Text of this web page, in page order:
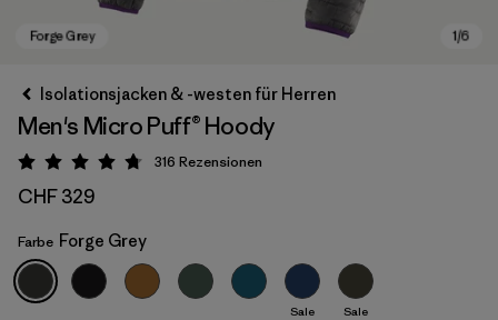
Forge Grey
Isolationsjacken & -westen für Herren
Men's Micro Puff® Hoody
Bewertung: 4.7 / 5
316 Rezensionen
CHF 329
Farbe Forge Grey
Sale Sale